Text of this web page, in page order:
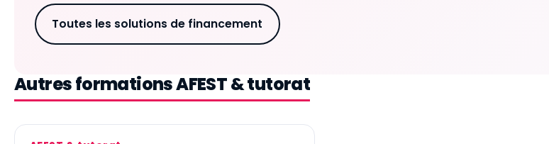
Toutes les solutions de financement
Autres formations AFEST & tutorat